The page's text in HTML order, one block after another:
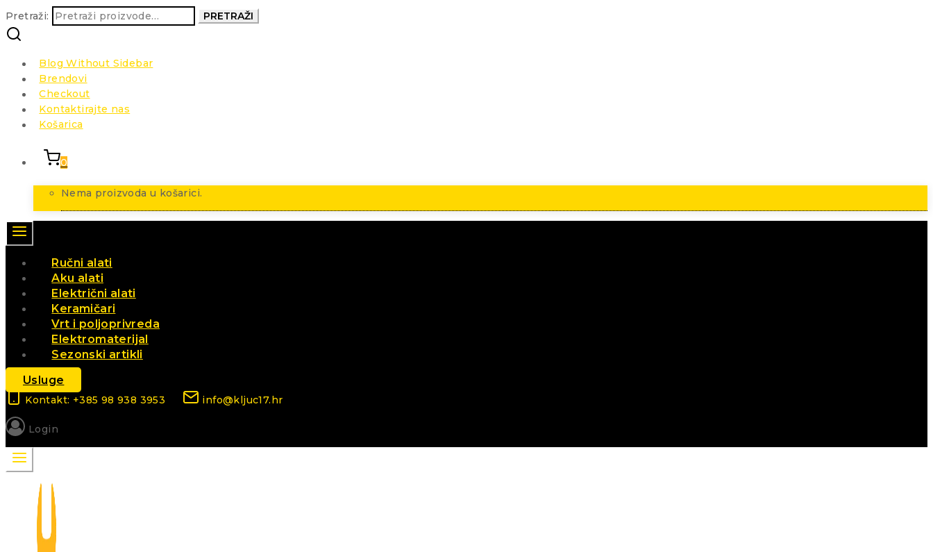
Pretraži: PRETRAŽI
Blog Without Sidebar
Brendovi
Checkout
Kontaktirajte nas
Košarica
0
Nema proizvoda u košarici.
Ručni alati
Aku alati
Električni alati
Keramičari
Vrt i poljoprivreda
Elektromaterijal
Sezonski artikli
Usluge
Kontakt: +385 98 938 3953 info@kljuc17.hr
Login